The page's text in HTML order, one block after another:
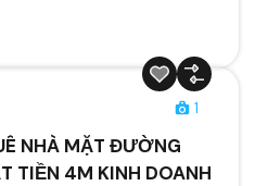
1
NHÀ MẶT ĐƯỜNG
TIỀN 4M KINH DOANH